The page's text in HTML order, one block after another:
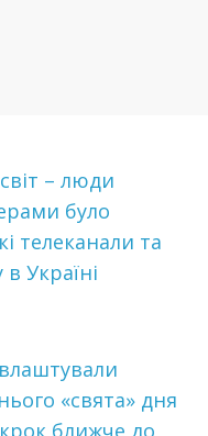
– люди
було
телеканали та
Україні
«свята» дня